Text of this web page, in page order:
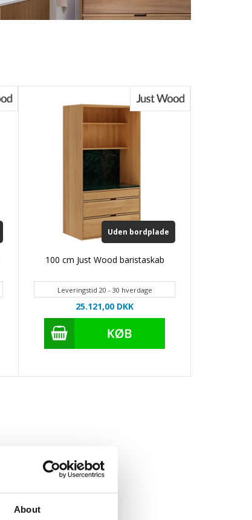
About
Uden bordplade
100 cm Just Wood baristaskab
Leveringstid 20 - 30 hverdage
25.121,00 DKK